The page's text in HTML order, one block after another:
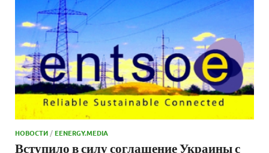
НОВОСТИ /EENERGY.MEDIA
Вступило в силу соглашение Украины с